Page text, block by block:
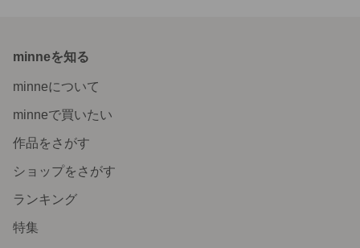
minneを知る
minneについて
minneで買いたい
作品をさがす
ショップをさがす
ランキング
特集